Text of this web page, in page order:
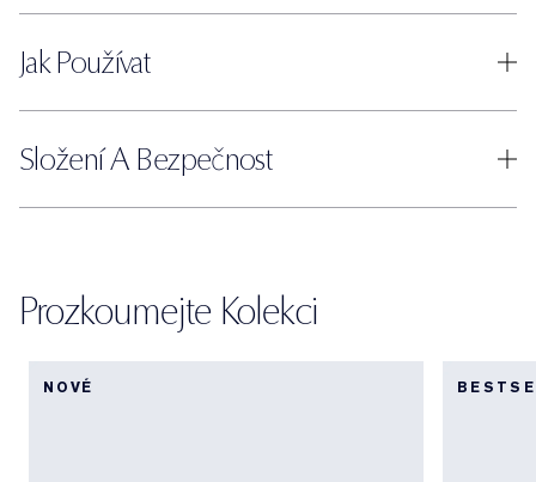
Jak Používat
Složení A Bezpečnost
Prozkoumejte Kolekci
NOVÉ